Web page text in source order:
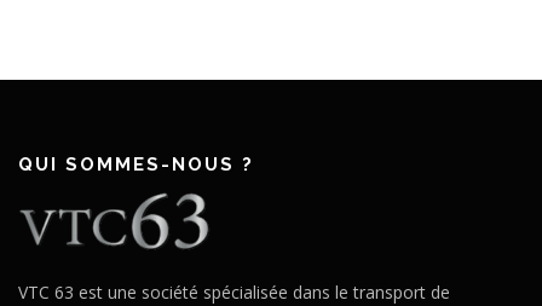
QUI SOMMES-NOUS ?
VTC 63 est une société spécialisée dans le transport de